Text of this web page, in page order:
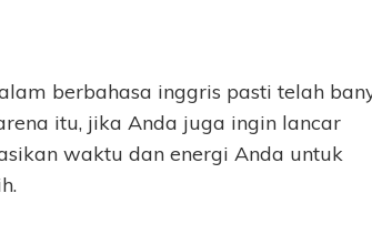
berbahasa inggris pasti telah
itu, jika Anda juga ingin lancar
waktu dan energi Anda untuk